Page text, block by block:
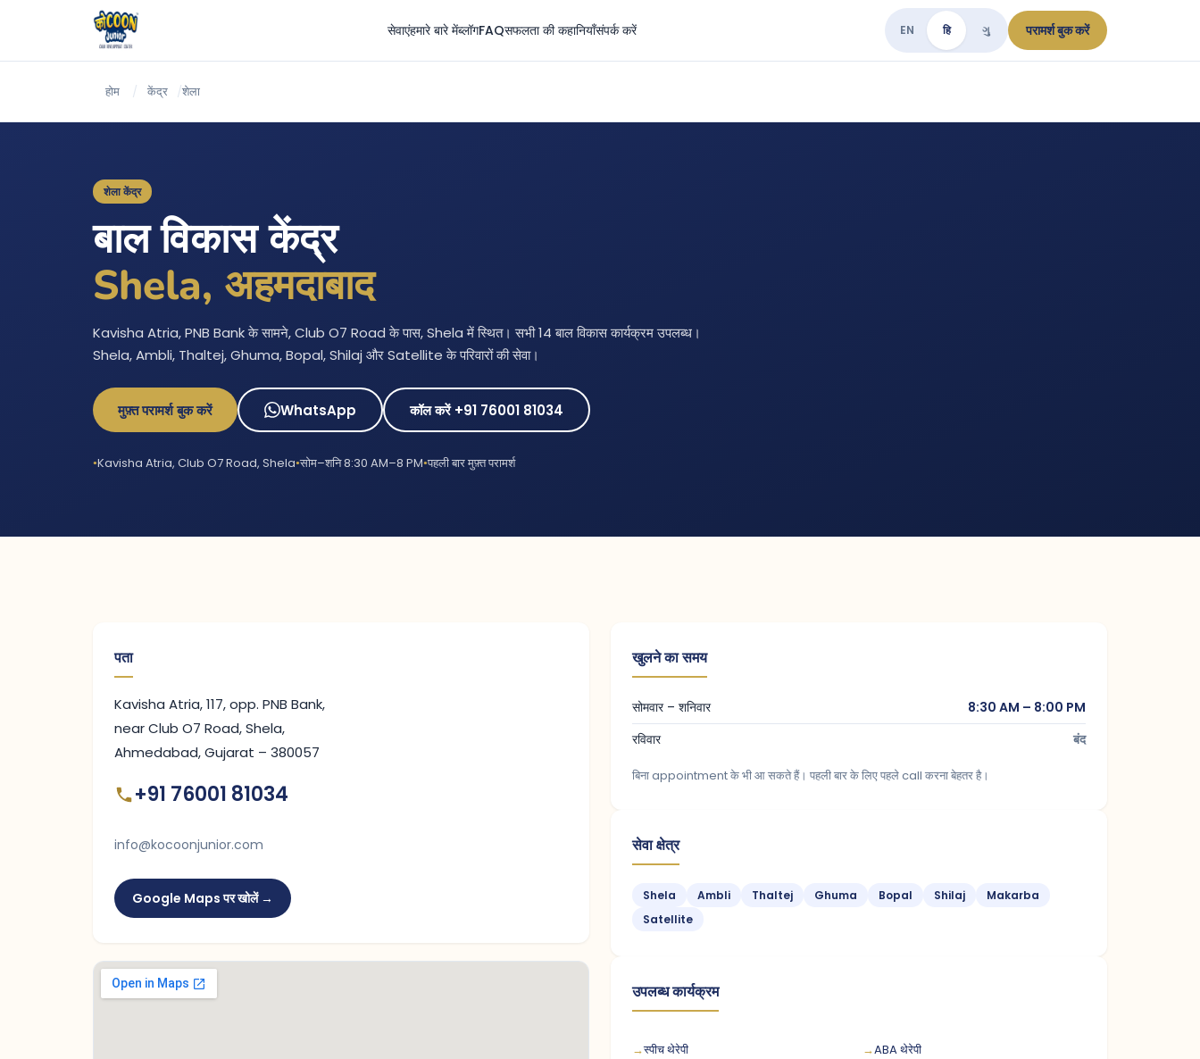
सेवाएंहमारे बारे मेंब्लॉगFAQसफलता की कहानियाँसंपर्क करें EN हि ગુ परामर्श बुक करें
होम / केंद्र /शेला
शेला केंद्र
बाल विकास केंद्र
Shela, अहमदाबाद
Kavisha Atria, PNB Bank के सामने, Club O7 Road के पास, Shela में स्थित। सभी 14 बाल विकास कार्यक्रम उपलब्ध।
Shela, Ambli, Thaltej, Ghuma, Bopal, Shilaj और Satellite के परिवारों की सेवा।
मुफ़्त परामर्श बुक करें WhatsApp कॉल करें +91 76001 81034
Kavisha Atria, Club O7 Road, Shela सोम–शनि 8:30 AM–8 PM पहली बार मुफ़्त परामर्श
पता
Kavisha Atria, 117, opp. PNB Bank,
near Club O7 Road, Shela,
Ahmedabad, Gujarat – 380057
+91 76001 81034
info@kocoonjunior.com
Google Maps पर खोलें →
खुलने का समय
सोमवार – शनिवार
8:30 AM – 8:00 PM
रविवार
बंद
बिना appointment के भी आ सकते हैं। पहली बार के लिए पहले call करना बेहतर है।
सेवा क्षेत्र
Shela Ambli Thaltej Ghuma Bopal Shilaj
Makarba
Satellite
उपलब्ध कार्यक्रम
स्पीच थेरेपी ABA थेरेपी